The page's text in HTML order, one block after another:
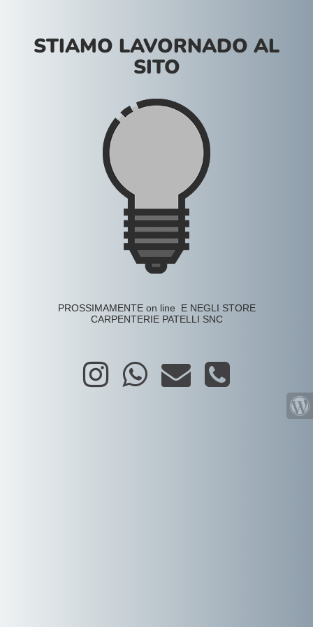
STIAMO LAVORNADO AL
SITO
PROSSIMAMENTE on line E NEGLI STORE
CARPENTERIE PATELLI SNC